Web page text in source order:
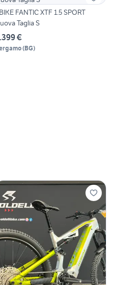
FANTIC XTF 1.5 SPORT
Taglia S
€
(BG)